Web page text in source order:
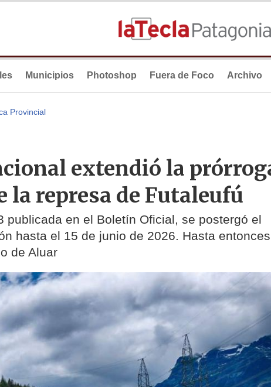
Municipios Photoshop Fuera de Foco Archivo
Provincial
extendió la
la represa de Futaleufú
publicada en el Boletín Oficial, se postergó el
hasta el 15 de junio de 2026. Hasta
de Aluar